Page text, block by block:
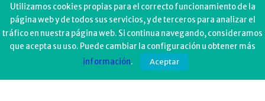
Últimos Tweets
Could not authenticate you.
Utilizamos cookies propias para el correcto funcionamiento de la
página web y de todos sus servicios, y de terceros para analizar el
tráfico en nuestra página web. Si continua navegando, consideramos
que acepta su uso. Puede cambiar la configuración u obtener más
información. Aceptar